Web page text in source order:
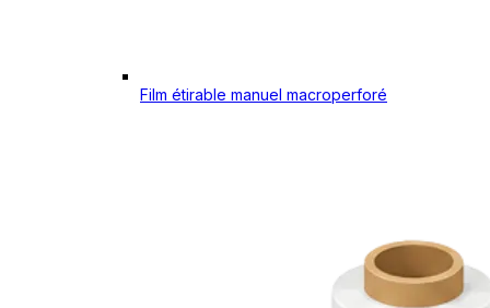
Film étirable manuel macroperforé